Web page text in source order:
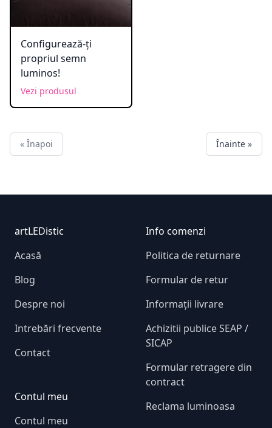
Configurează-ți
propriul semn
luminos!
Vezi produsul
« Înapoi Înainte »
Footer
artLEDistic
Acasă
Blog
Despre noi
Intrebări frecvente
Contact
Contul meu
Contul meu
Info comenzi
Politica de returnare
Formular de retur
Informații livrare
Achizitii publice SEAP /
SICAP
Formular retragere din
contract
Reclama luminoasa